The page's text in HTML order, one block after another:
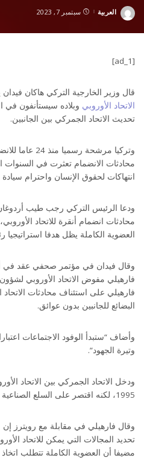
Posted
العربية سبتمبر 7, 2023
[ad_1]
قال وزير الخارجية التركي هاكان
الاتحاد الأوروبي وبلاده سيستأنفون في
تحديث الاتحاد الجمركي بين الجانبين.
وتركيا مرشحة
محادثات الانضمام تعثرت في
انتهاكات لحقوق الإنسان واحترام سيادة
ودعا الرئيس التركي رجب طيب
محادثات انضمام أنقرة للاتحاد
العضوية الكاملة يظل هدفا استراتيجيا
وقال فيدان في مؤتمر صحفي عقد في
فارهيلي مفوض الاتحاد الأوروبي
فارهيلي على استئناف محادثات
البضائع للجانبين بدون عوائق.
وأضاف “ستبدأ الوفود الاجتماعات
وتيرة الجهود”.
ودخل الاتحاد الجمركي بين الاتحاد
1995، لكنه اقتصر على السلع الصناعية والمنتجات الزراعية المعالجة.
وقال فارهيلي في مقابلة مع رويترز
تحديد المجالات التي يمكن للاتحاد
مضيفا أن العضوية الكاملة تتطلب